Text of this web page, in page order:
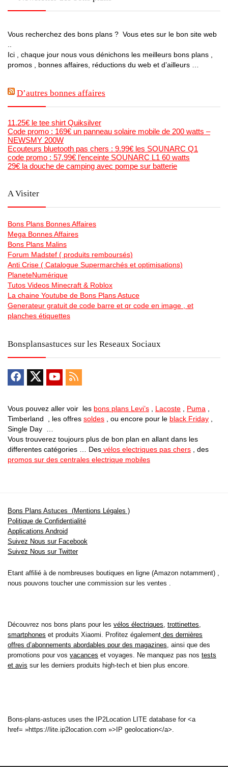
Vous recherchez des bons plans ? Vous etes sur le bon site web
Ici , chaque jour nous vous dénichons les meilleurs bons plans ,
promos , bonnes affaires, réductions du web et d’ailleurs …
D’autres bonnes affaires
11.25€ le tee shirt Quiksilver
Code promo : 169€ un panneau solaire mobile de 200 watts –
NEWSMY 200W
Ecouteurs bluetooth pas chers : 9.99€ les SOUNARC Q1
code promo : 57.99€ l’enceinte SOUNARC L1 60 watts
29€ la douche de camping avec pompe sur batterie
A Visiter
Bons Plans Bonnes Affaires
Mega Bonnes Affaires
Bons Plans Malins
Forum Madstef ( produits remboursés)
Anti Crise ( Catalogue Supermarchés et optimisations)
PlaneteNumérique
Tutos Videos Minecraft & Roblox
La chaine Youtube de Bons Plans Astuce
Generateur gratuit de code barre et qr code en image , et
planches étiquettes
Bonsplansastuces sur les Reseaux Sociaux
Vous pouvez aller voir les bons plans Levi’s Lacoste Puma
Timberland , les offres soldes , ou encore pour le black Friday
Single Day …
Vous trouverez toujours plus de bon plan en allant dans les
differentes catégories … Des vélos electriques pas chers , des
promos sur des centrales electrique mobiles
Bons Plans Astuces (Mentions Légales )
Politique de Confidentialité
Applications Android
Suivez Nous sur Facebook
Suivez Nous sur Twitter
Etant affilié à de nombreuses boutiques en ligne (Amazon notamment) ,
nous pouvons toucher une commission sur les ventes .
Découvrez nos bons plans pour les vélos électriques, trottinettes,
smartphones et produits Xiaomi. Profitez également des dernières
offres d’abonnements abordables pour des magazines, ainsi que des
promotions pour vos vacances et voyages. Ne manquez pas nos tests
et avis sur les derniers produits high-tech et bien plus encore.
Bons-plans-astuces uses the IP2Location LITE database for <a
href= »https://lite.ip2location.com »>IP geolocation</a>.